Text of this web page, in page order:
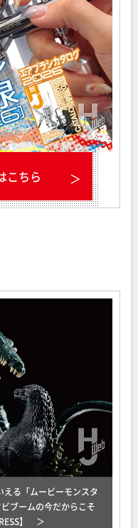
こちら
える「ムービーモンスタ
ブームの今だからこそ
】